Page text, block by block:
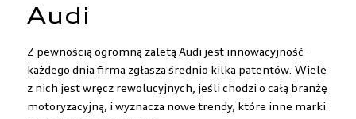
Audi
Z pewnością ogromną zaletą Audi jest innowacyjność –
każdego dnia firma zgłasza średnio kilka patentów. Wiele
z nich jest wręcz rewolucyjnych, jeśli chodzi o całą branżę
motoryzacyjną, i wyznacza nowe trendy, które inne marki